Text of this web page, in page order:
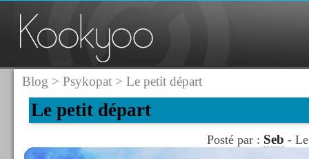
Blog > Psykopat> Le petit départ
Le petit départ
Posté par : Seb -